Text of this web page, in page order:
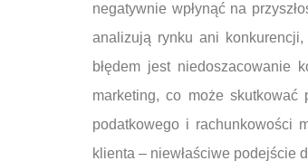
negatywnie wpłynąć na
analizują rynku ani
błędem jest niedoszacowanie
marketing, co może skutkować
podatkowego i rachunkowości
klienta – niewłaściwe podejście